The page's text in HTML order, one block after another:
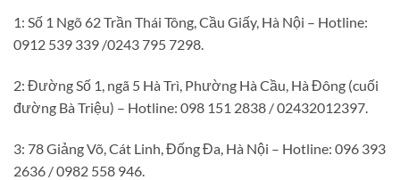
1: Số 1 Ngõ 62 Trần Thái Tông, Cầu Giấy, Hà Nội – Hotline:
0912 539 339 /0243 795 7298.
2: Đường Số 1, ngã 5 Hà Trì, Phường Hà Cầu, Hà Đông (cuối
đường Bà Triệu) – Hotline: 098 151 2838 / 02432012397.
3: 78 Giảng Võ, Cát Linh, Đống Đa, Hà Nội – Hotline: 096 393
2636 / 0982 558 946.